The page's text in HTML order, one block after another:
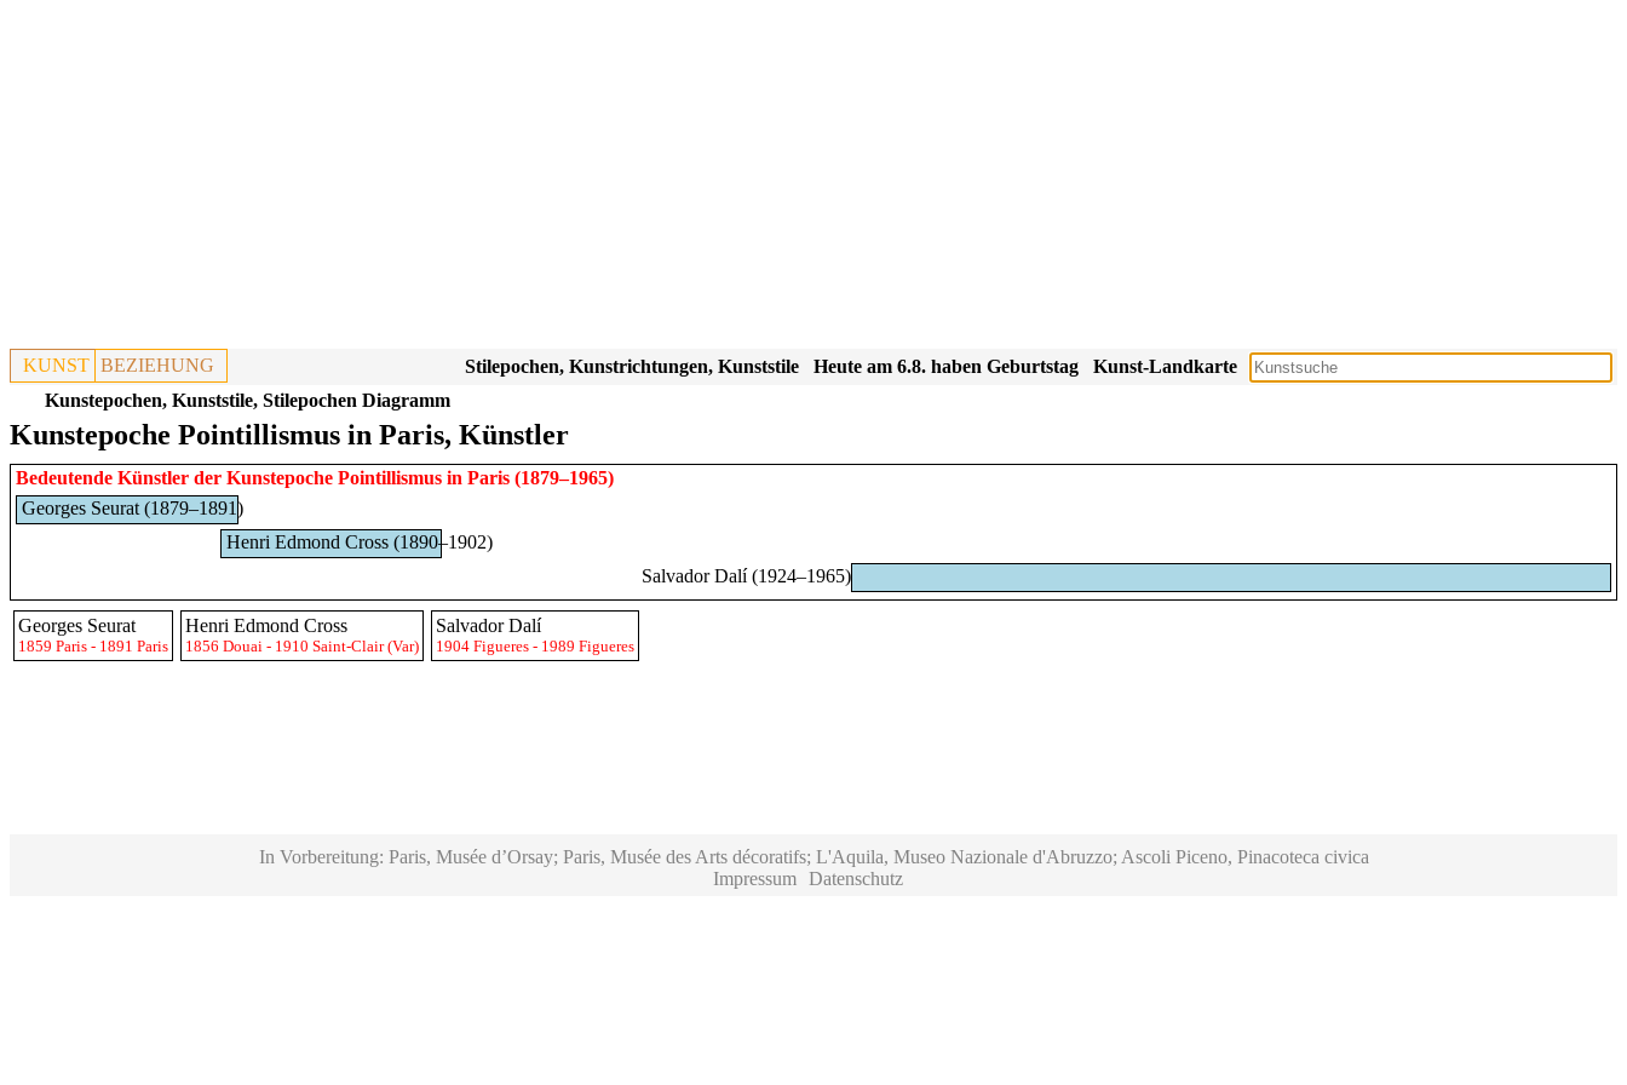
KUNST BEZIEHUNG Kunst-Landkarte
Heute am 6.8. haben Geburtstag
Stilepochen, Kunstrichtungen, Kunststile
Kunstepochen, Kunststile, Stilepochen Diagramm
Kunstepoche Pointillismus in Paris, Künstler
Bedeutende Künstler der Kunstepoche Pointillismus in Paris (1879–1965)
Georges Seurat (1879–1891)
Henri Edmond Cross (1890–1902)
Salvador Dalí (1924–1965)
Georges Seurat
1859 Paris - 1891 Paris
Henri Edmond Cross
1856 Douai - 1910 Saint-Clair (Var)
Salvador Dalí
1904 Figueres - 1989 Figueres
In Vorbereitung: Paris, Musée d’Orsay; Paris, Musée des Arts décoratifs; L'Aquila, Museo Nazionale d'Abruzzo; Ascoli Piceno, Pinacoteca civica
Impressum
Datenschutz